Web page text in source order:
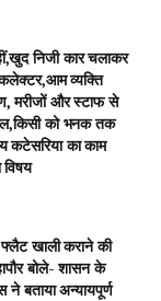
निजी कार चलाकर
व्यक्ति
मरीजों और स्टाफ से
को भनक तक
का काम
खाली कराने की
बोले- शासन के
ने बताया अन्यायपूर्ण